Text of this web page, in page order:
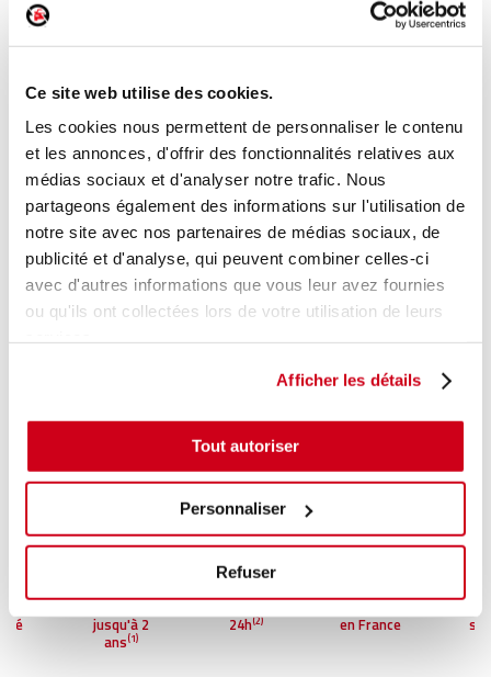
Ce site web utilise des cookies.
Les cookies nous permettent de personnaliser le contenu
et les annonces, d'offrir des fonctionnalités relatives aux
médias sociaux et d'analyser notre trafic. Nous
partageons également des informations sur l'utilisation de
notre site avec nos partenaires de médias sociaux, de
publicité et d'analyse, qui peuvent combiner celles-ci
avec d'autres informations que vous leur avez fournies
ou qu'ils ont collectées lors de votre utilisation de leurs
Afficher les détails
Tout autoriser
Personnaliser
Refuser
Pare-soleil droit
Réf. constructeur :8200809470
Modèle de provenance
Caractéristiques techniques
En stock 12,00 € TTC
AJOUTER AU PANIER
Garantie
jusqu'à 2
ans(1)
Livraison dès
24h(2)
Reconditionné
en France